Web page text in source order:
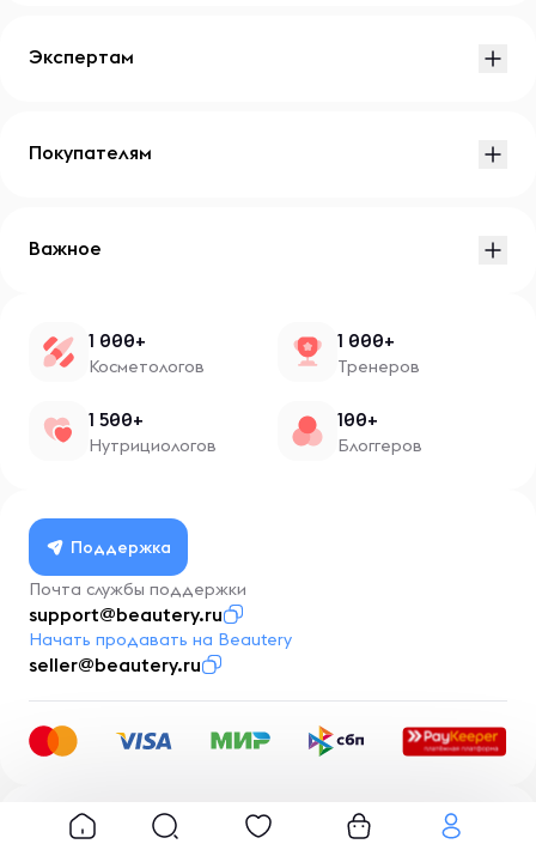
Экспертам
Покупателям
Важное
1 000+
Косметологов
1 000+
Тренеров
1 500+
Нутрициологов
100+
Блоггеров
Поддержка
Почта службы поддержки
support@beautery.ru
Начать продавать на Beautery
seller@beautery.ru
Разработка BusinessMentor.ru